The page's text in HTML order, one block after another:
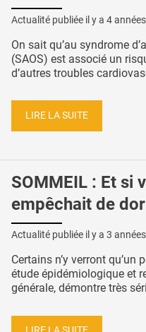
Actualité publiée il y a 4
On sait qu’au syndrome
(SAOS) est associé un
d’autres troubles
LIRE LA SUITE
SOMMEIL : Et si
empêchait de
Actualité publiée il y a 3
Certains n’y verront
étude épidémiologique et
générale, démontre très